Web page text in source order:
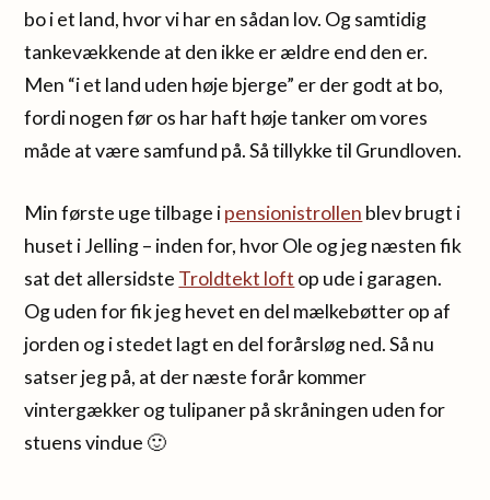
bo i et land, hvor vi har en sådan lov. Og samtidig
tankevækkende at den ikke er ældre end den er.
Men “i et land uden høje bjerge” er der godt at bo,
fordi nogen før os har haft høje tanker om vores
måde at være samfund på. Så tillykke til Grundloven.
Min første uge tilbage ipensionistrollen blev brugt i
huset i Jelling – inden for, hvor Ole og jeg næsten fik
sat det allersidste Troldtekt loft op ude i garagen.
Og uden for fik jeg hevet en del mælkebøtter op af
jorden og i stedet lagt en del forårsløg ned. Så nu
satser jeg på, at der næste forår kommer
vintergækker og tulipaner på skråningen uden for
stuens vindue 🙂